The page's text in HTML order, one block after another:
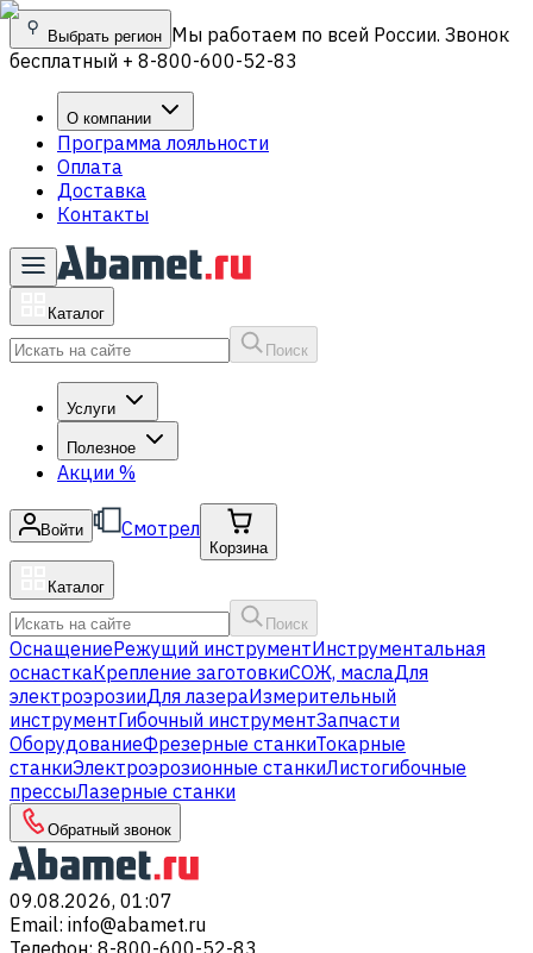
Выбрать регион Мы работаем по всей России. Звонок
бесплатный + 8-800-600-52-83
О компании
Программа лояльности
Оплата
Доставка
Контакты
Каталог
Поиск
Услуги
Полезное
Акции %
Войти Смотрел
Корзина
Каталог
Поиск
ОснащениеРежущий инструментИнструментальная
оснасткаКрепление заготовкиСОЖ, маслаДля
электроэрозииДля лазераИзмерительный
инструментГибочный инструментЗапчасти
ОборудованиеФрезерные станкиТокарные
станкиЭлектроэрозионные станкиЛистогибочные
прессыЛазерные станки
Обратный звонок
09.08.2026, 01:07
Email: info@abamet.ru
Телефон: 8-800-600-52-83